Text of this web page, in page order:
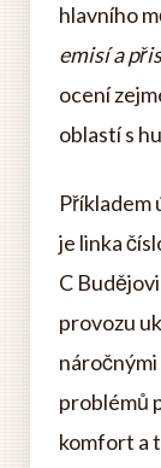
hlavního
emisí a
ocení
oblastí s
Příkladem
je linka
C
provozu
problémů
komfort a